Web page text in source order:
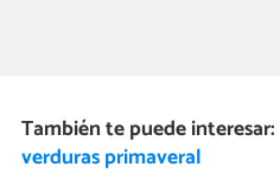
También te puede interesar:
verduras primaveral